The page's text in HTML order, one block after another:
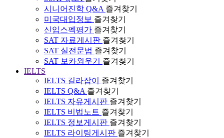
시니어진학 Q&A 즐겨찾기
미국대입정보 즐겨찾기
신입스펙평가 즐겨찾기
SAT 자료게시판 즐겨찾기
SAT 실전문법 즐겨찾기
SAT 보카외우기
즐겨찾기
IELTS
IELTS 길라잡이
즐겨찾기
IELTS Q&A 즐겨찾기
IELTS 자유게시판 즐겨찾기
IELTS 비법노트 즐겨찾기
IELTS 정보게시판 즐겨찾기
IELTS 라이팅게시판 즐겨찾기